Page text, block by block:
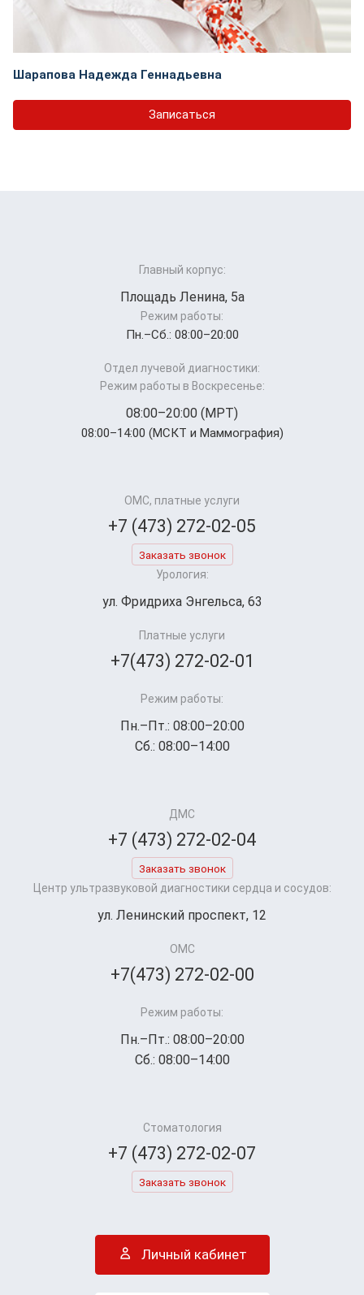
Шарапова Надежда Геннадьевна
Записаться
Главный корпус:
Площадь Ленина, 5а
Режим работы:
Пн.–Cб.: 08:00–20:00
Отдел лучевой диагностики:
Режим работы в Воскресенье:
08:00–20:00 (МРТ)
08:00–14:00 (МСКТ и Маммография)
ОМС, платные услуги
+7 (473) 272-02-05
Заказать звонок
Урология:
ул. Фридриха Энгельса, 63
Платные услуги
+7(473) 272-02-01
Режим работы:
Пн.–Пт.: 08:00–20:00
Сб.: 08:00–14:00
ДМС
+7 (473) 272-02-04
Заказать звонок
Центр ультразвуковой диагностики сердца и сосудов:
ул. Ленинский проспект, 12
ОМС
+7(473) 272-02-00
Режим работы:
Пн.–Пт.: 08:00–20:00
Сб.: 08:00–14:00
Стоматология
+7 (473) 272-02-07
Заказать звонок
Личный кабинет